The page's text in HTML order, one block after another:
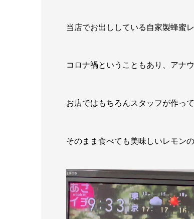
当店でお出ししている自家製蜂蜜
コロナ禍ということもあり、アナ
お店ではもちろんスタッフが作って
そのまま食べても美味しいレモン